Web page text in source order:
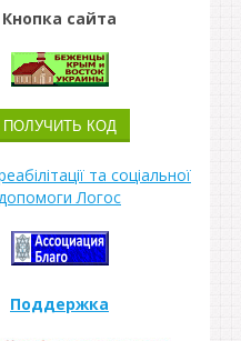
Кнопка сайта
Поддержка